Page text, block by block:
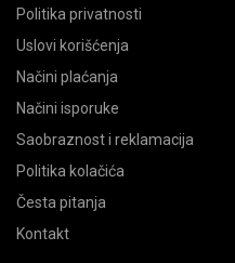
Politika privatnosti
Uslovi korišćenja
Načini plaćanja
Načini isporuke
Saobraznost i reklamacija
Politika kolačića
Česta pitanja
Kontakt